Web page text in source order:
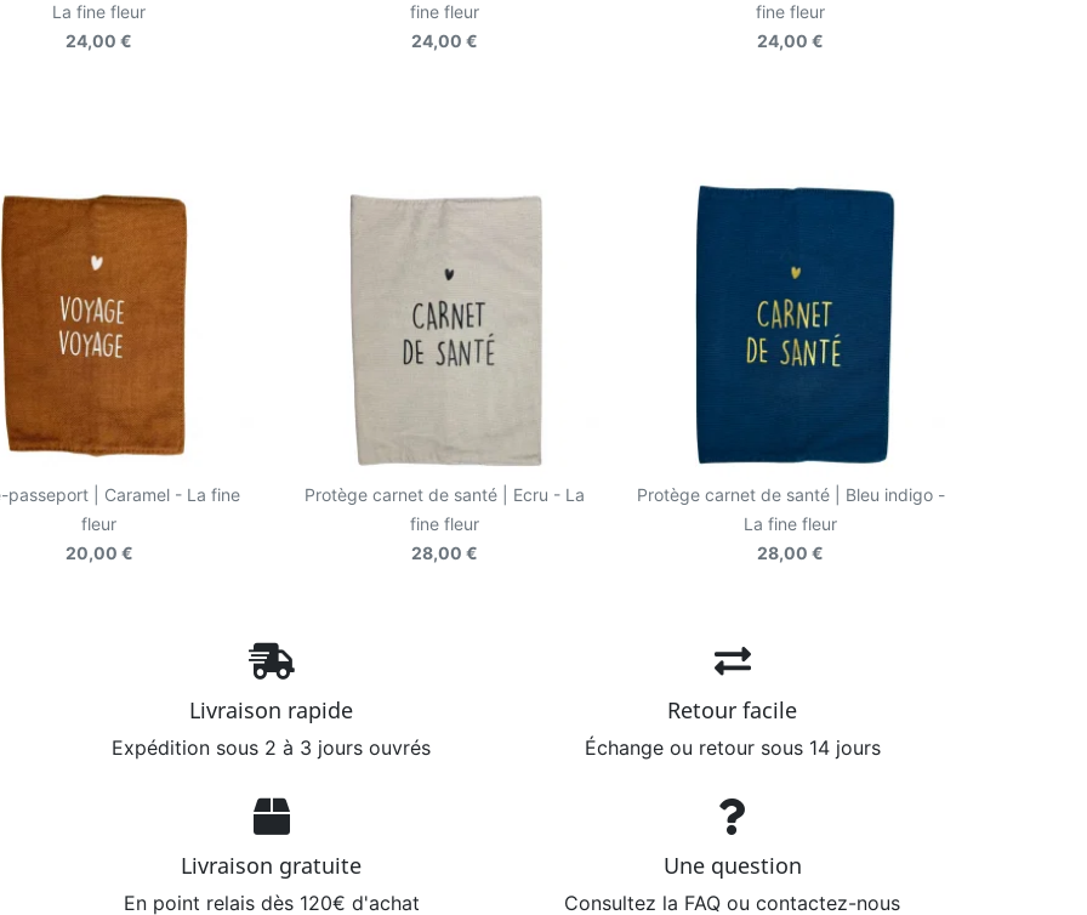
La fine fleur
24,00 €
fine fleur
24,00 €
fine fleur
24,00 €
passeport | Caramel - La fine
fleur
20,00 €
Protège carnet de santé | Ecru - La
fine fleur
28,00 €
Protège carnet de santé | Bleu indigo -
La fine fleur
28,00 €
Livraison rapide
Expédition sous 2 à 3 jours ouvrés
Retour facile
Échange ou retour sous 14 jours
Livraison gratuite
En point relais dès 120€ d'achat
Une question
Consultez la FAQ ou contactez-nous